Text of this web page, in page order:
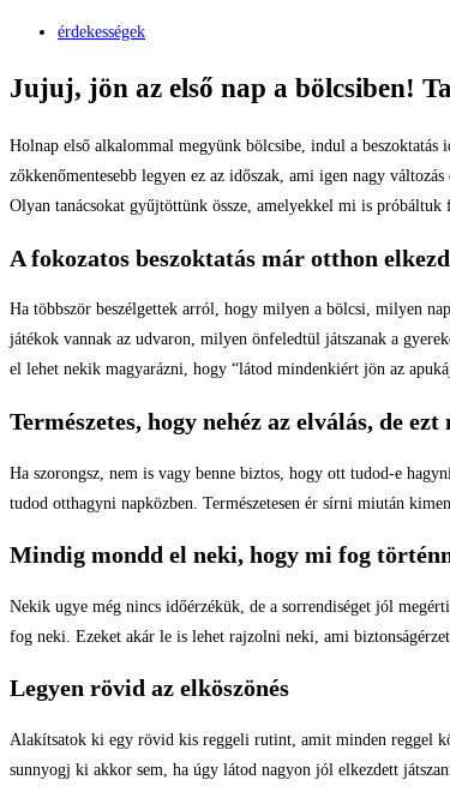
érdekességek
Jujuj, jön az első nap a bölcsiben!
Holnap első alkalommal megyünk bölcsibe, indul a
zőkkenőmentesebb legyen ez az időszak, ami igen nagy változás
Olyan tanácsokat gyűjtöttünk össze, amelyekkel mi is próbáltuk
A fokozatos beszoktatás már otthon
Ha többször beszélgettek arról, hogy milyen a bölcsi, milyen
játékok vannak az udvaron, milyen önfeledtül játszanak a
el lehet nekik magyarázni, hogy “látod mindenkiért jön az
Természetes, hogy nehéz az elválás, de
Ha szorongsz, nem is vagy benne biztos, hogy ott tudod-e
tudod otthagyni napközben. Természetesen ér sírni miután
Mindig mondd el neki, hogy mi fog
Nekik ugye még nincs időérzékük, de a sorrendiséget jól
fog neki. Ezeket akár le is lehet rajzolni neki, ami
Legyen rövid az elköszönés
Alakítsatok ki egy rövid kis reggeli rutint, amit minden reggel
sunnyogj ki akkor sem, ha úgy látod nagyon jól elkezdett